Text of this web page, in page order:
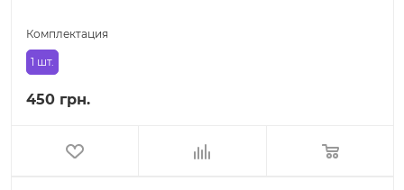
Комплектация
1 шт.
450 грн.